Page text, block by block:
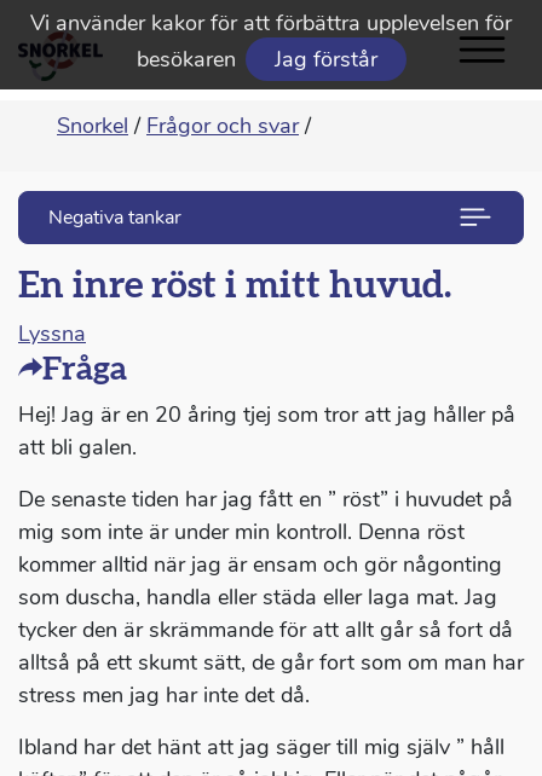
Vi använder kakor för att förbättra upplevelsen för
besökaren
Jag förstår
Snorkel / Frågor och svar /
Negativa tankar
En inre röst i mitt huvud.
Lyssna
Fråga
Hej! Jag är en 20 åring tjej som tror att jag håller på
att bli galen.
De senaste tiden har jag fått en ” röst” i huvudet på
mig som inte är under min kontroll. Denna röst
kommer alltid när jag är ensam och gör någonting
som duscha, handla eller städa eller laga mat. Jag
tycker den är skrämmande för att allt går så fort då
alltså på ett skumt sätt, de går fort som om man har
stress men jag har inte det då.
Ibland har det hänt att jag säger till mig själv ” håll